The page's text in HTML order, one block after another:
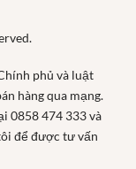
phủ và luật
hàng qua mạng.
0858 474 333 và
để được tư vấn